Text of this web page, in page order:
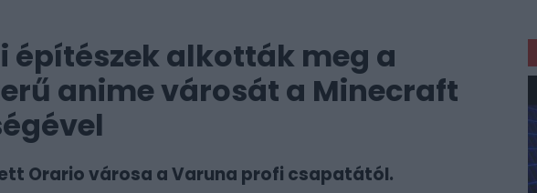
építészek alkották meg a
anime városát a Minecraft
Orario városa a Varuna profi csapatától.